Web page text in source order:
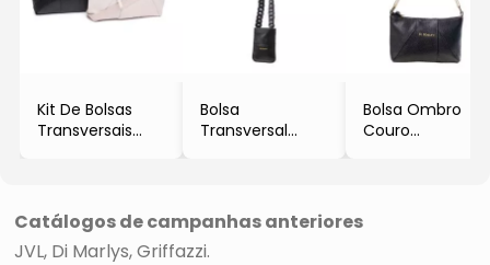
Kit De Bolsas
Transversais
- 2Pçs
- Di Marlys
Bolsa
Transversal
Bolsa Ombro
Couro
Catálogos de campanhas anteriores
JVL Di Marlys Griffazzi